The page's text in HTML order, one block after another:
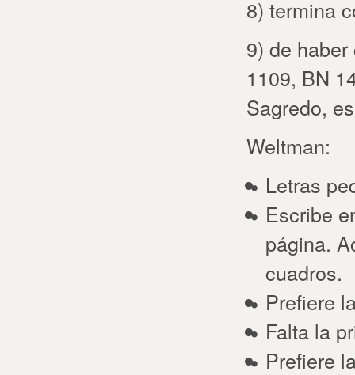
8) termina
9) de
1109, BN
Sagredo,
Weltman:
Letras
Escribe
página.
cuadros.
Prefiere
Falta la
Prefiere